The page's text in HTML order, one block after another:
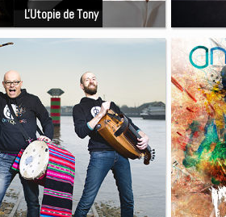
L'Utopie de Tony